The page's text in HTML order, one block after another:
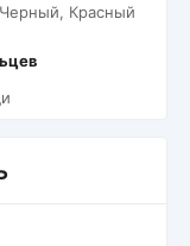
Красный